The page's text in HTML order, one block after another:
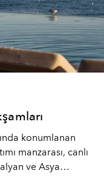
konumlanan
manzarası, canlı
ve Asya